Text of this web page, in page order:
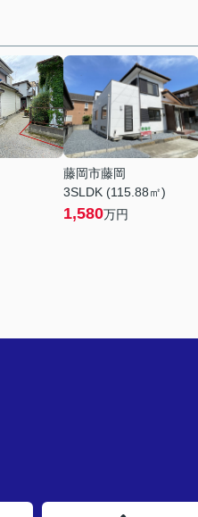
藤岡市藤岡
3SLDK (115.88㎡)
1,580万円